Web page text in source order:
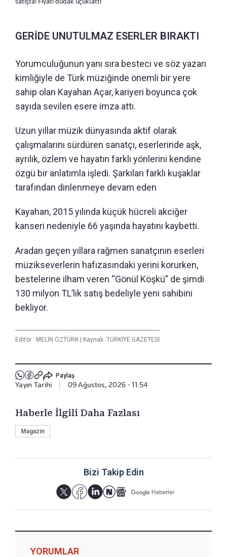
GERİDE UNUTULMAZ ESERLER BIRAKTI
Yorumculuğunun yanı sıra besteci ve söz yazarı
kimliğiyle de Türk müziğinde önemli bir yere
sahip olan Kayahan Açar, kariyeri boyunca çok
sayıda sevilen esere imza attı.
Uzun yıllar müzik dünyasında aktif olarak
çalışmalarını sürdüren sanatçı, eserlerinde aşk,
ayrılık, özlem ve hayatın farklı yönlerini kendine
özgü bir anlatımla işledi. Şarkıları farklı kuşaklar
tarafından dinlenmeye devam eden
Kayahan, 2015 yılında küçük hücreli akciğer
kanseri nedeniyle 66 yaşında hayatını kaybetti.
Aradan geçen yıllara rağmen sanatçının eserleri
müzikseverlerin hafızasındaki yerini korurken,
bestelerine ilham veren “Gönül Köşkü” de şimdi
130 milyon TL’lik satış bedeliyle yeni sahibini
bekliyor.
Editör : MELİN ÖZTÜRK | Kaynak: TÜRKİYE GAZETESİ
Paylaş
Yayın Tarihi 09 Ağustos, 2026 - 11:54
Haberle İlgili Daha Fazlası
Magazin
Bizi Takip Edin
YORUMLAR